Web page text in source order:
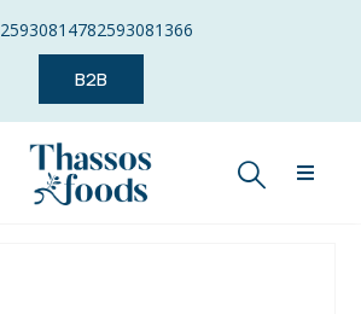
25930814782593081366
B2B